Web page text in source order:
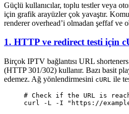
Güçlü kullanıcılar, toplu testler veya
için grafik arayüzler çok yavaştır.
renderer overhead’i olmadan şeffaf ve
1. HTTP ve redirect testi için
Birçok IPTV bağlantısı URL
(HTTP 301/302) kullanır. Bazı basit
edemez. Ağ yönlendirmesini cURL ile
# Check if the URL is
curl -L -I "https://